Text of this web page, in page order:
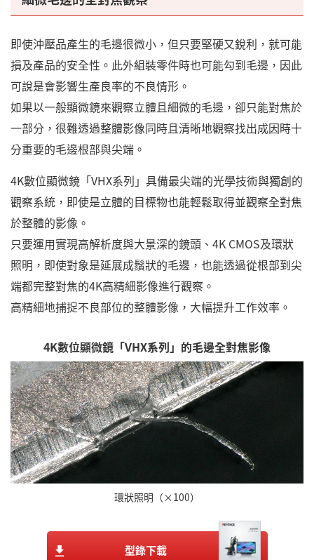
即使沖壓品產生的毛邊很微小，但只要堅硬又銳利，就可能
損及產品的安全性。此外組裝零件時也可能勾到毛邊，因此
可說是會影響生產良率的不良情形。
如果以一般顯微鏡來觀察立體且細微的毛邊，卻只能對焦於
一部分，很難透過整體影像同時且清晰地觀察找出成因時十
分重要的毛邊根部與尖端。
4K數位顯微鏡「VHX系列」具備最尖端的光學技術與獨創的
觀察系統，即使是立體的目標物也能輕鬆取得並觀察全對焦
於整體的影像。
只要運用實現高解析度與大景深的鏡頭、4K CMOS及環狀
照明，即使對象是延展成鬚狀的毛邊，也能透過從根部到尖
端都完整對焦的4K高精細影像進行觀察。
高精細地捕捉不良部位的整體影像，大幅提升工作效率。
4K數位顯微鏡「VHX系列」的毛邊全對焦影像
環狀照明（×100）
型錄下載